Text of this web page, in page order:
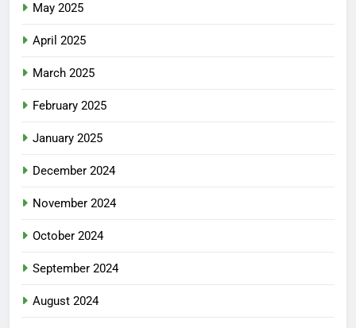
May 2025
April 2025
March 2025
February 2025
January 2025
December 2024
November 2024
October 2024
September 2024
August 2024